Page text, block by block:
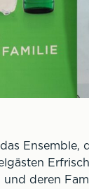
Ensemble,
deren